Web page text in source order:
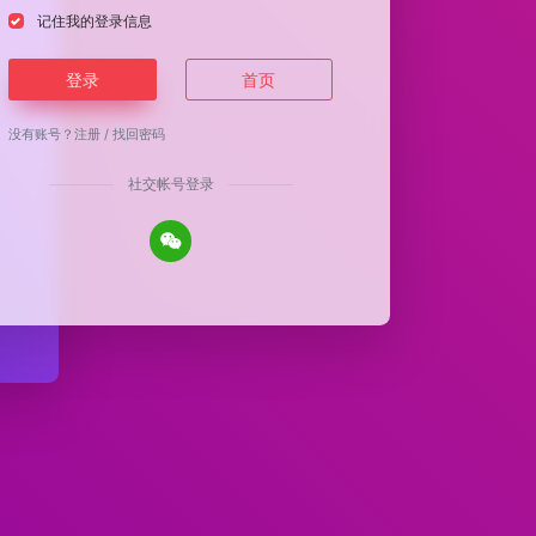
记住我的登录信息
登录 首页
没有账号？注册 /找回密码
社交帐号登录